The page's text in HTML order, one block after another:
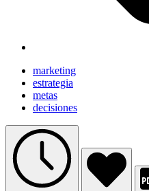
marketing
estrategia
metas
decisiones